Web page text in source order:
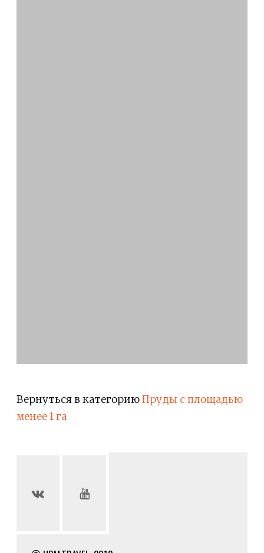
Вернуться в категориюПруды с площадью
менее 1 га